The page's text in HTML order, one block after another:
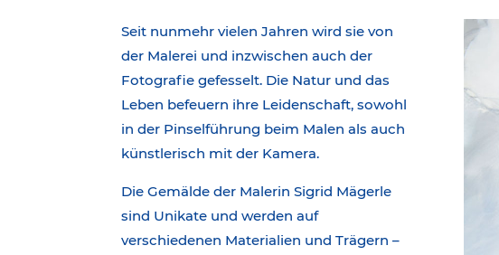
Seit nunmehr vielen Jahren wird sie von
der Malerei und inzwischen auch der
Fotografie gefesselt. Die Natur und das
Leben befeuern ihre Leidenschaft, sowohl
in der Pinselführung beim Malen als auch
künstlerisch mit der Kamera.
Die Gemälde der Malerin Sigrid Mägerle
sind Unikate und werden auf
verschiedenen Materialien und Trägern –